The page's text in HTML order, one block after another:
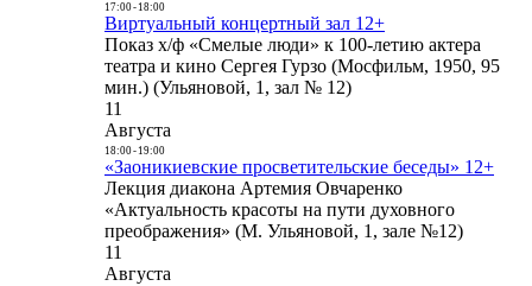
17:00- 18:00
Виртуальный концертный зал 12+
Показ х/ф «Смелые люди» к 100-летию актера
театра и кино Сергея Гурзо (Мосфильм, 1950, 95
мин.) (Ульяновой, 1, зал № 12)
11
Августа
18:00- 19:00
«Заоникиевские просветительские беседы» 12+
Лекция диакона Артемия Овчаренко
«Актуальность красоты на пути духовного
преображения» (М. Ульяновой, 1, зале №12)
11
Августа